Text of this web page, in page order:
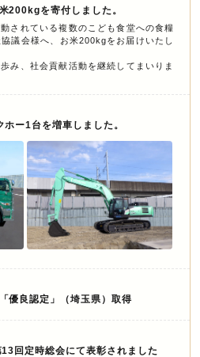
200kgを寄付しました。
されている複数のこども食堂への食糧
議会様へ、お米200kgをお届けいたし
み、社会貢献活動を継続してまいりま
ー1台を増車しました。
優良認定」（埼玉県）取得
回定時総会にて表彰されました